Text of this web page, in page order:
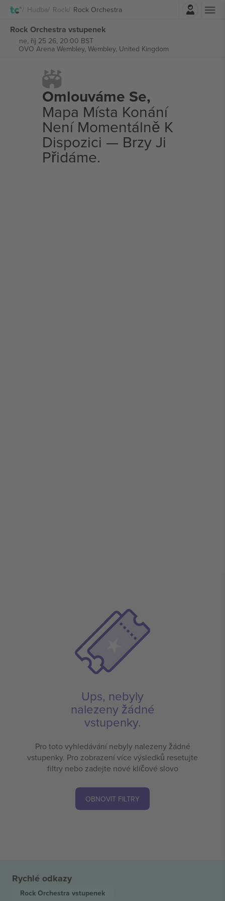
Hudba Rock Rock Orchestra
Rock Orchestra vstupenek
ne, říj 25 26, 20:00 BST
OVO Arena Wembley, Wembley, United Kingdom
Omlouváme Se,
Mapa Místa Konání
Není Momentálně K
Dispozici — Brzy Ji
Přidáme.
Ups, nebyly
nalezeny žádné
vstupenky.
Pro toto vyhledávání nebyly nalezeny žádné
vstupenky. Pro zobrazení více výsledků resetujte
filtry nebo zadejte nové klíčové slovo
OBNOVIT FILTRY
Rychlé odkazy
Rock Orchestra vstupenek